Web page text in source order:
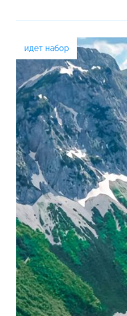
идет набор